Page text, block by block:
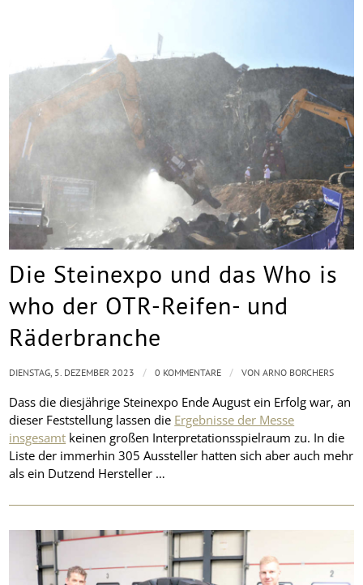
Die Steinexpo und das Who is
who der OTR-Reifen- und
Räderbranche
Dass die diesjährige Steinexpo Ende August ein Erfolg war, an
dieser Feststellung lassen die Ergebnisse der Messe
insgesamt keinen großen Interpretationsspielraum zu. In die
Liste der immerhin 305 Aussteller hatten sich aber auch mehr
als ein Dutzend Hersteller …
DIENSTAG, 5. DEZEMBER 2023 / 0 KOMMENTARE / VONARNO BORCHERS